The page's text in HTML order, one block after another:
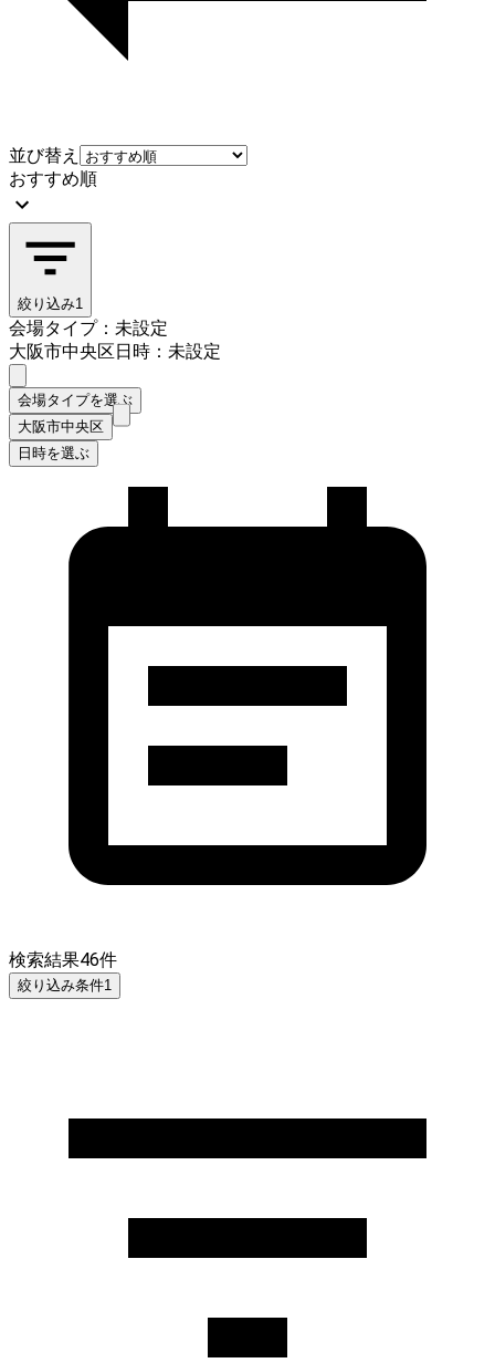
並び替え
おすすめ順
絞り込み1
会場タイプ：未設定
大阪市中央区日時：未設定
会場タイプを選ぶ
大阪市中央区
日時を選ぶ
検索結果46件
絞り込み条件1